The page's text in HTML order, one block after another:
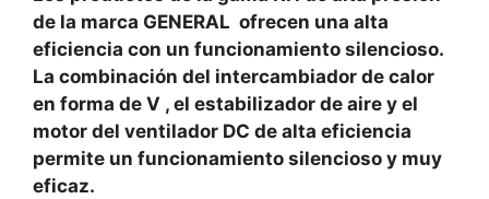
de la marca GENERAL ofrecen una alta
eficiencia con un funcionamiento silencioso.
La combinación del intercambiador de calor
en forma de V , el estabilizador de aire y el
motor del ventilador DC de alta eficiencia
permite un funcionamiento silencioso y muy
eficaz.